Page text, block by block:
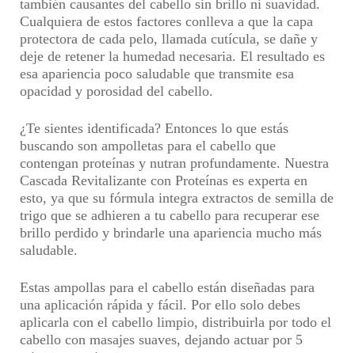
también causantes del cabello sin brillo ni suavidad.
Cualquiera de estos factores conlleva a que la capa
protectora de cada pelo, llamada cutícula, se dañe y
deje de retener la humedad necesaria. El resultado es
esa apariencia poco saludable que transmite esa
opacidad y porosidad del cabello.
¿Te sientes identificada? Entonces lo que estás
buscando son ampolletas para el cabello que
contengan proteínas y nutran profundamente. Nuestra
Cascada Revitalizante con Proteínas es experta en
esto, ya que su fórmula integra extractos de semilla de
trigo que se adhieren a tu cabello para recuperar ese
brillo perdido y brindarle una apariencia mucho más
saludable.
Estas ampollas para el cabello están diseñadas para
una aplicación rápida y fácil. Por ello solo debes
aplicarla con el cabello limpio, distribuirla por todo el
cabello con masajes suaves, dejando actuar por 5